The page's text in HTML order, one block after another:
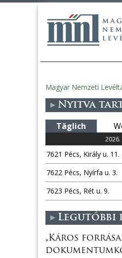
Sie
sind
hier
Magyar Nemzeti
Nyitva
Täglich
7621 Pécs, Király u. 11.
7622 Pécs, Nyírfa u. 3.
7623 Pécs, Rét u. 9.
Legutóbbi
„Káros